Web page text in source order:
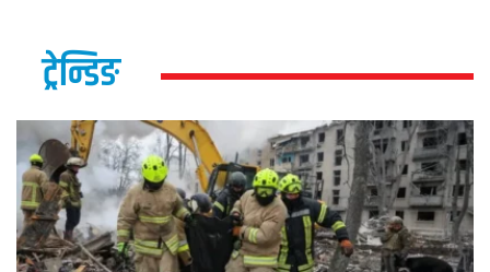
ट्रेन्डिङ